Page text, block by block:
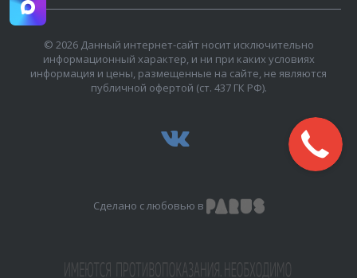
© 2026 Данный интернет-сайт носит исключительно
информационный характер, и ни при каких условиях
информация и цены, размещенные на сайте, не являются
публичной офертой (ст. 437 ГК РФ).
Сделано с любовью в